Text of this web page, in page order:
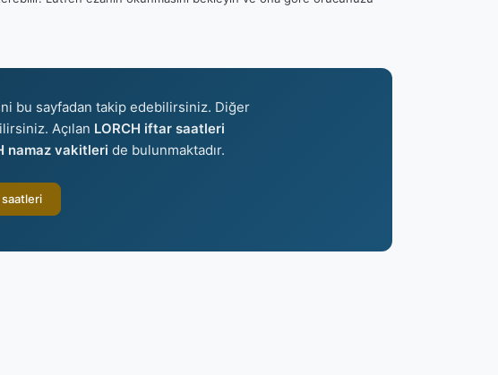
ni bu sayfadan takip edebilirsiniz. Diğer
Açılan LORCH iftar saatleri
namaz vakitleri de bulunmaktadır.